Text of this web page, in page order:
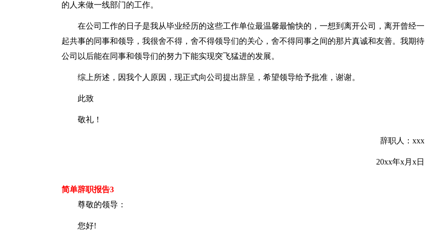
的人来做一线部门的工作。
在公司工作的日子是我从毕业经历的这些工作单位最温馨最愉快的，一想到离开公司，离开曾经一
起共事的同事和领导，我很舍不得，舍不得领导们的关心，舍不得同事之间的那片真诚和友善。我期待
公司以后能在同事和领导们的努力下能实现突飞猛进的发展。
综上所述，因我个人原因，现正式向公司提出辞呈，希望领导给予批准，谢谢。
此致
敬礼！
辞职人：xxx
20xx年x月x日
简单辞职报告3
尊敬的领导：
您好!